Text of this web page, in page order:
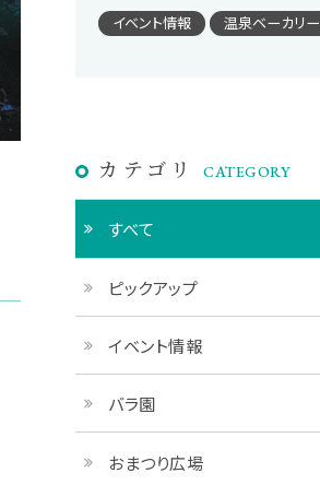
イベント情報 温泉ベーカリー
カテゴリ CATEGORY
すべて
ピックアップ
イベント情報
バラ園
おまつり広場